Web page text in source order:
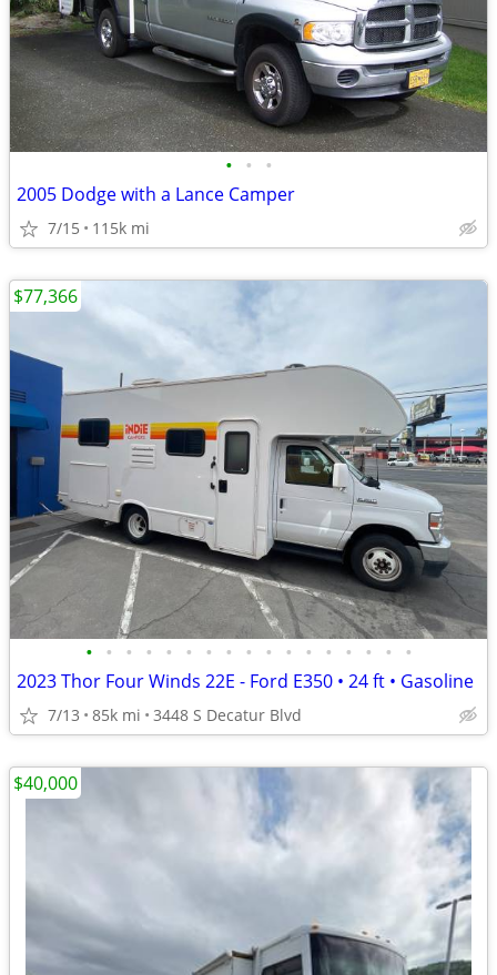
• • •
2005 Dodge with a Lance Camper
7/15 115k mi
• • • • • • • • • • • • • • • • •
2023 Thor Four Winds 22E - Ford E350 • 24 ft • Gasoline
7/13 85k mi 3448 S Decatur Blvd
$77,366
$40,000